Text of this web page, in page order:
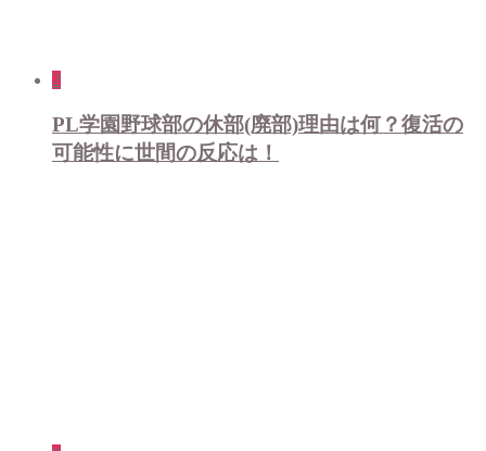
2
PL学園野球部の休部(廃部)理由は何？復活の
可能性に世間の反応は！